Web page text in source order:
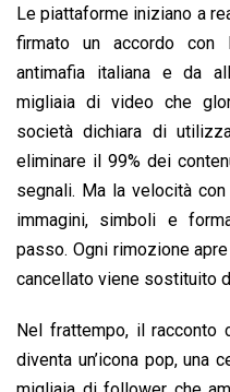
Le piattaforme iniziano a
firmato un accordo con
antimafia italiana e da
migliaia di video che
società dichiara di
eliminare il 99% dei
segnali. Ma la velocità
immagini, simboli e
passo. Ogni rimozione
cancellato viene sostituito
Nel frattempo, il racconto
diventa un’icona pop, una